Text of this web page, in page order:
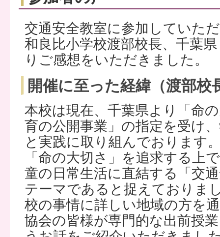
交通安全教室に参加していた
和良比小学校渡部校長、千葉
りご感想をいただきました。
開催に至った経緯（渡部校
本校は現在、千葉県より「命
育の公開事業」の指定を受け
と実践に取り組んでおります
「命の大切さ」を追求する上
童の日常生活に直結する「交
テーマであると捉えておりま
校の事情に詳しい地域の方を
協会の皆様が専門的な出前授